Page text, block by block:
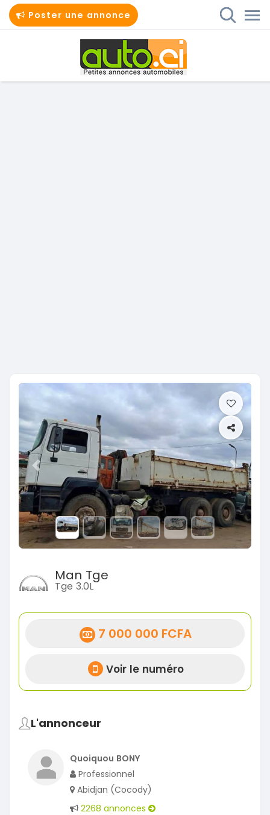
Poster une annonce
Previous Next
Man Tge
Tge 3.0L
7 000 000 FCFA
Voir le numéro
L'annonceur
Quoiquou BONY
Professionnel
Abidjan (Cocody)
2268 annonces